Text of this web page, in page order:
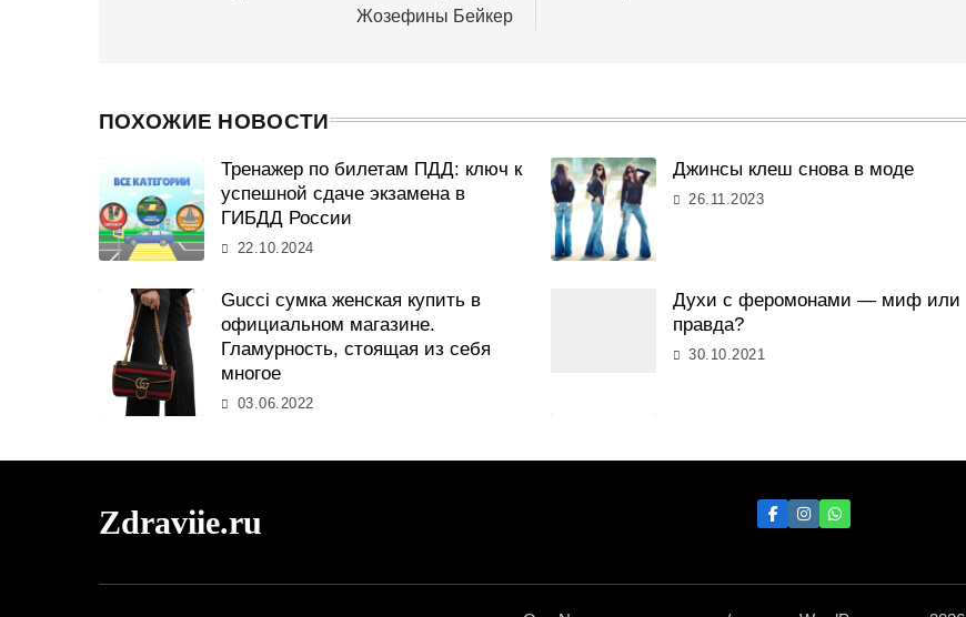
Жозефины Бейкер
ПОХОЖИЕ НОВОСТИ
Тренажер по билетам ПДД: ключ к
успешной сдаче экзамена в
ГИБДД России
22.10.2024
Джинсы клеш снова в моде
26.11.2023
Gucci сумка женская купить в
официальном магазине.
Гламурность, стоящая из себя
многое
03.06.2022
Духи с феромонами — миф или
правда?
30.10.2021
Zdraviie.ru